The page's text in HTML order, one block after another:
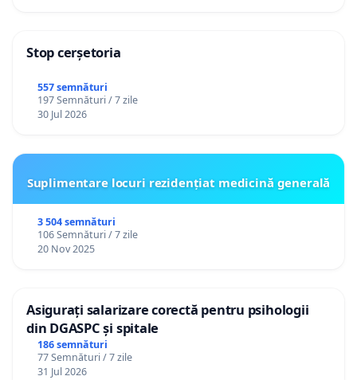
Stop cerșetoria
557 semnături
197 Semnături / 7 zile
30 Jul 2026
Suplimentare locuri rezidențiat medicină generală
3 504 semnături
106 Semnături / 7 zile
20 Nov 2025
Asigurați salarizare corectă pentru psihologii
din DGASPC și spitale
186 semnături
77 Semnături / 7 zile
31 Jul 2026